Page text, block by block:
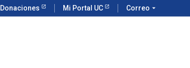
Donaciones Mi Portal UC Correo arrow_drop_down